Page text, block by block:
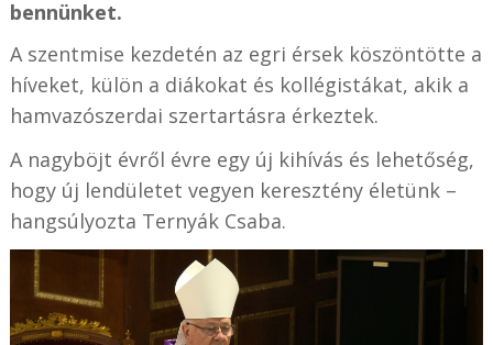
bennünket.
A szentmise kezdetén az egri érsek köszöntötte a
híveket, külön a diákokat és kollégistákat, akik a
hamvazószerdai szertartásra érkeztek.
A nagyböjt évről évre egy új kihívás és lehetőség,
hogy új lendületet vegyen keresztény életünk –
hangsúlyozta Ternyák Csaba.